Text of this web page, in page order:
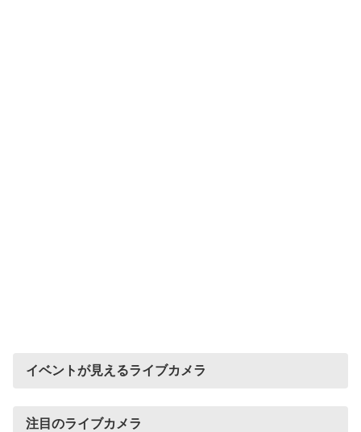
イベントが見えるライブカメラ
注目のライブカメラ